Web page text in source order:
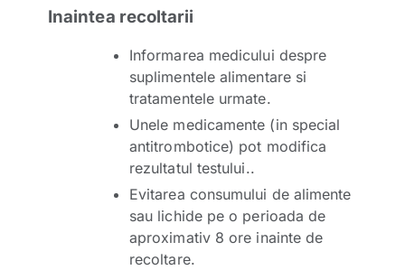
Inaintea recoltarii
Informarea medicului despre
suplimentele alimentare si
tratamentele urmate.
Unele medicamente (in special
antitrombotice) pot modifica
rezultatul testului..
Evitarea consumului de alimente
sau lichide pe o perioada de
aproximativ 8 ore inainte de
recoltare.